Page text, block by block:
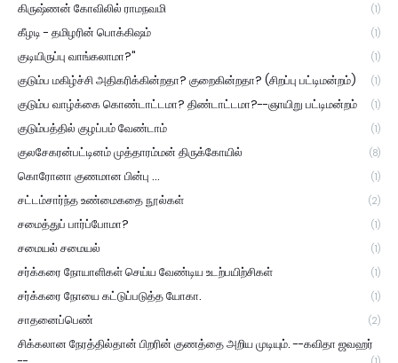
கிருஷ்ணன் கோவிலில் ராமநவமி (1)
கீழடி - தமிழரின் பொக்கிஷம் (1)
குடியிருப்பு வாங்கலாமா?" (1)
குடும்ப மகிழ்ச்சி அதிகரிக்கின்றதா? குறைகின்றதா? (சிறப்பு பட்டிமன்றம்) (1)
குடும்ப வாழ்க்கை கொண்டாட்டமா? திண்டாட்டமா?--ஞாயிறு பட்டிமன்றம் (1)
குடும்பத்தில் குழப்பம் வேண்டாம் (1)
குலசேகரன்பட்டினம் முத்தாரம்மன் திருக்கோயில் (8)
கொரோனா குணமான பின்பு ... (1)
சட்டம்சார்ந்த உண்மைகதை நூல்கள் (2)
சமைத்துப் பார்ப்போமா? (1)
சமையல் சமையல் (1)
சர்க்கரை நோயாளிகள் செய்ய வேண்டிய உடற்பயிற்சிகள் (1)
சர்க்கரை நோயை கட்டுப்படுத்த யோகா. (1)
சாதனைப்பெண் (2)
சிக்கலான நேரத்தில்தான் பிறரின் குணத்தை அறிய முடியும். --கவிதா ஜவஹர்